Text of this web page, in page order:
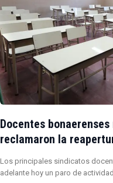
Docentes
reclamaron la
Los principales sindicatos
adelante hoy un paro de